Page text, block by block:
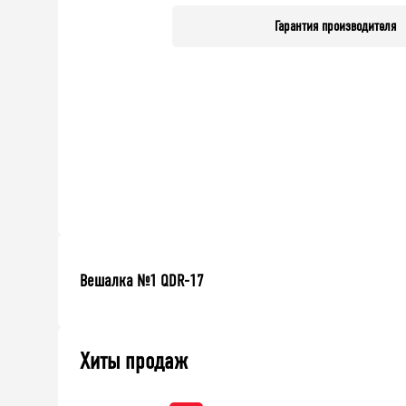
Гарантия производителя
Вешалка №1 QDR-17
Хиты продаж